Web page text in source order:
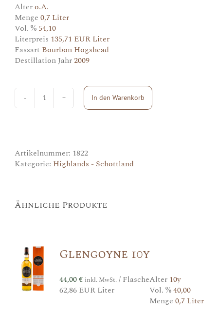
Altero.A.
Menge 0,7 Liter
Vol. % 54,10
Literpreis 135,71 EUR Liter
Fassart Bourbon Hogshead
Destillation Jahr2009
Blair
Athol
In den Warenkorb
Artikelnummer: 1822
Kategorie: Highlands - Schottland
Ähnliche Produkte
Glengoyne 10y
44,00€ inkl. MwSt./ Flasche
62,86 EUR Liter
Alter 10y
Vol. %40,00
Menge 0,7 Liter